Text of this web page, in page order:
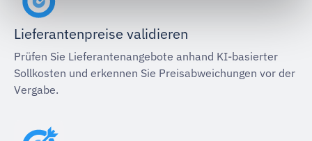
Lieferantenpreise validieren
Prüfen Sie Lieferantenangebote anhand KI-basierter
Sollkosten und erkennen Sie Preisabweichungen vor der
Vergabe.